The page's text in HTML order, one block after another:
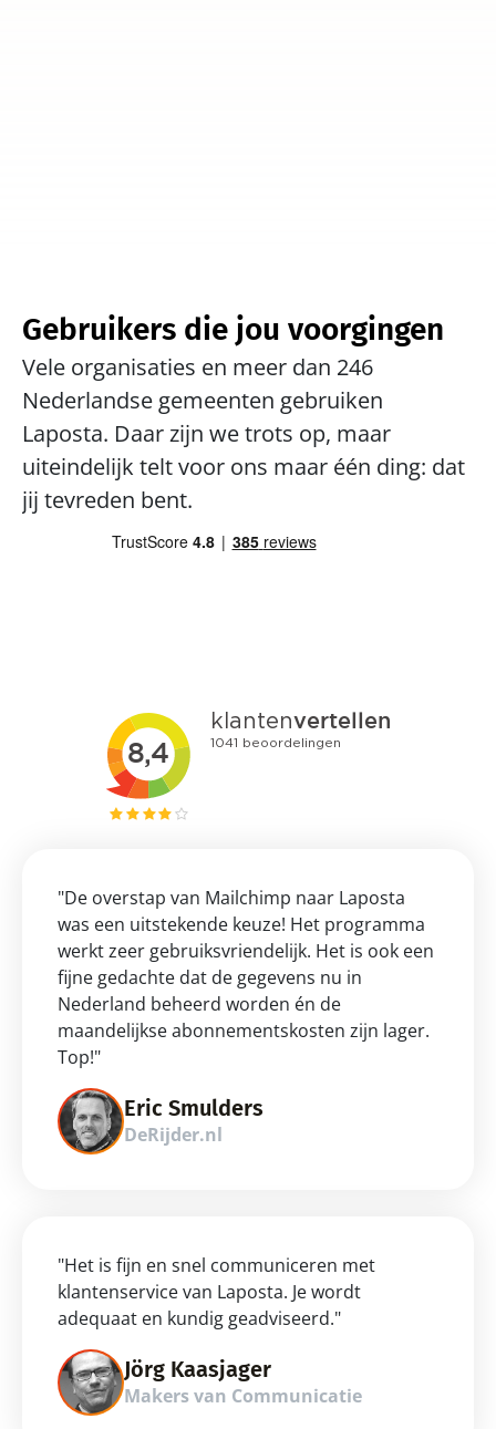
Gebruikers die jou voorgingen
Vele organisaties en meer dan 246
Nederlandse gemeenten gebruiken
Laposta. Daar zijn we trots op, maar
uiteindelijk telt voor ons maar één ding: dat
jij tevreden bent.
"De overstap van Mailchimp naar Laposta
was een uitstekende keuze! Het programma
werkt zeer gebruiksvriendelijk. Het is ook een
fijne gedachte dat de gegevens nu in
Nederland beheerd worden én de
maandelijkse abonnementskosten zijn lager.
Top!"
Eric Smulders
DeRijder.nl
"Het is fijn en snel communiceren met
klantenservice van Laposta. Je wordt
adequaat en kundig geadviseerd."
Jörg Kaasjager
Makers van Communicatie